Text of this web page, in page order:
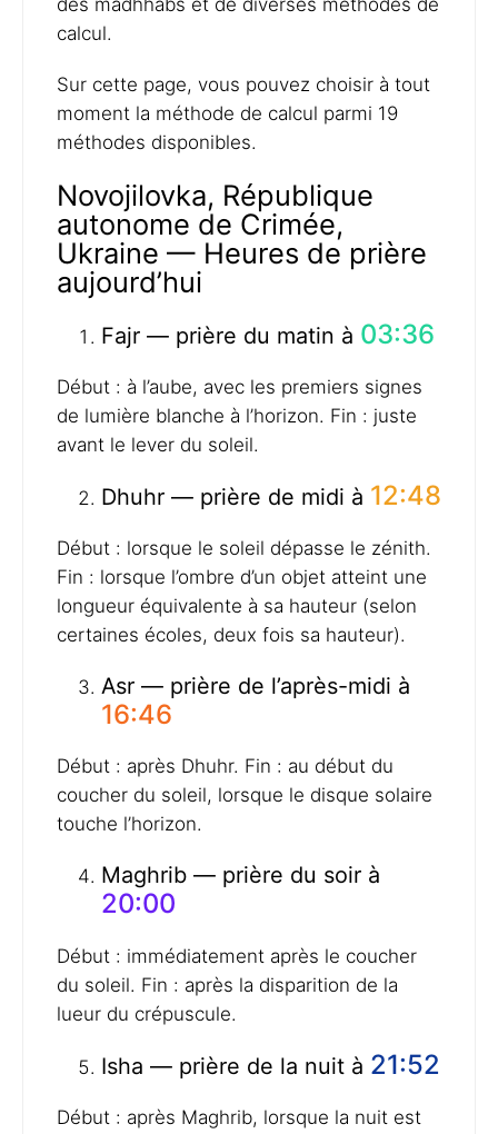
des madhhabs et de diverses méthodes de
calcul.
Sur cette page, vous pouvez choisir à tout
moment la méthode de calcul parmi 19
méthodes disponibles.
Novojilovka, République
autonome de Crimée,
Ukraine — Heures de prière
aujourd’hui
Fajr — prière du matin à 03:36
Début : à l’aube, avec les premiers signes
de lumière blanche à l’horizon. Fin : juste
avant le lever du soleil.
Dhuhr — prière de midi à 12:48
Début : lorsque le soleil dépasse le zénith.
Fin : lorsque l’ombre d’un objet atteint une
longueur équivalente à sa hauteur (selon
certaines écoles, deux fois sa hauteur).
Asr — prière de l’après-midi à
16:46
Début : après Dhuhr. Fin : au début du
coucher du soleil, lorsque le disque solaire
touche l’horizon.
Maghrib — prière du soir à
20:00
Début : immédiatement après le coucher
du soleil. Fin : après la disparition de la
lueur du crépuscule.
Isha — prière de la nuit à 21:52
Début : après Maghrib, lorsque la nuit est